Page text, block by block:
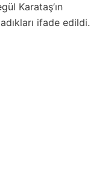
Karataş’ın
ifade edildi.